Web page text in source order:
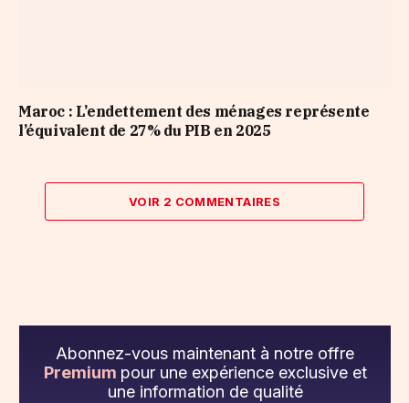
Maroc : L’endettement des ménages représente
l’équivalent de 27% du PIB en 2025
VOIR 2 COMMENTAIRES
Abonnez-vous maintenant à notre offre
Premium pour une expérience exclusive et
une information de qualité